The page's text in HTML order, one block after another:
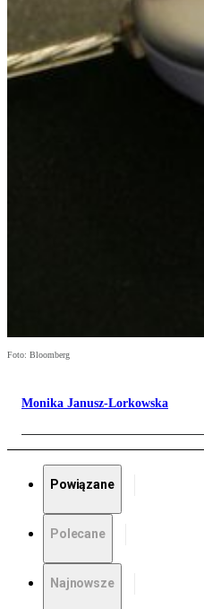
Foto: Bloomberg
Monika Janusz-Lorkowska
Powiązane
Polecane
Najnowsze